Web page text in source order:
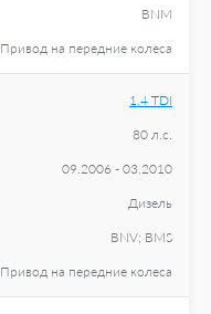
BNM
Привод на передние колеса
1.4 TDI
80 л.с.
09.2006 - 03.2010
Дизель
BNV; BMS
Привод на передние колеса